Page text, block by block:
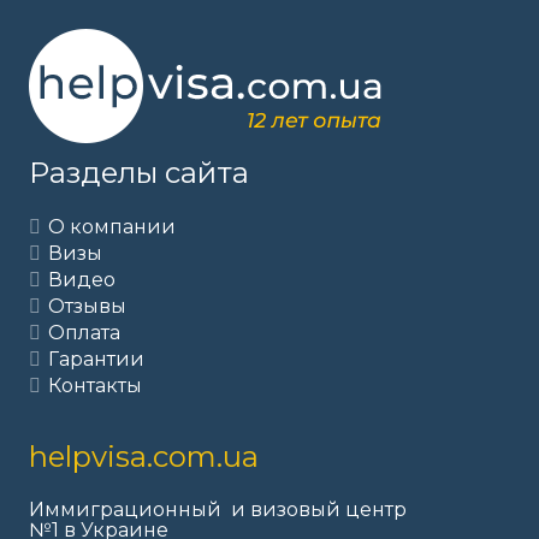
Разделы сайта
О компании
Визы
Видео
Отзывы
Оплата
Гарантии
Контакты
helpvisa.com.ua
Иммиграционный и визовый центр
№1 в Украине